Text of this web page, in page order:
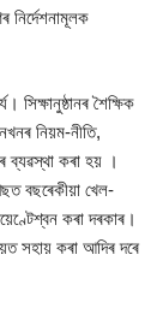
নিৰ্দেশনামূলক
শৈক্ষিক
নিয়ম-নীতি,
ব্যৱস্থা কৰা হয় ।
বছৰেকীয়া খেল-
কৰা দৰকাৰ।
সহায় কৰা আদিৰ দৰে